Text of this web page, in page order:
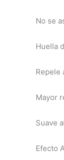
No se
Huella
Repele
Mayor
Suave
Efecto